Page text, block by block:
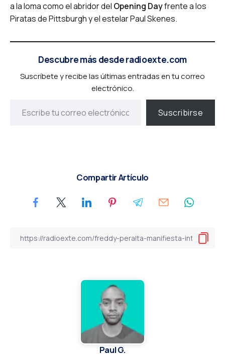
a la loma como el abridor del Opening Dayfrente a los
Piratas de Pittsburgh y el estelar Paul Skenes.
Descubre más desde radioexte.com
Suscríbete y recibe las últimas entradas en tu correo
electrónico.
Suscribirse
Compartir Artículo
Paul G.